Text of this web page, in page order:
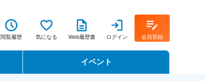
閲覧履歴 気になる Web履歴書 ログイン 会員登録
イベント